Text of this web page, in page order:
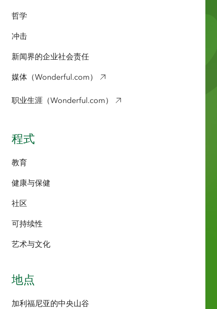
哲学
冲击
新闻界的企业社会责任
媒体（Wonderful.com）
职业生涯（Wonderful.com）
程式
教育
健康与保健
社区
可持续性
艺术与文化
地点
加利福尼亚的中央山谷